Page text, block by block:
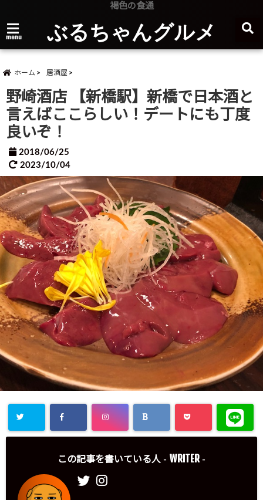
褐色の食通
menu ぶるちゃんグルメ
ホーム 居酒屋
野崎酒店 【新橋駅】新橋で日本酒と
言えばここらしい！デートにも丁度
良いぞ！
2018/06/25
2023/10/04
この記事を書いている人 - WRITER -